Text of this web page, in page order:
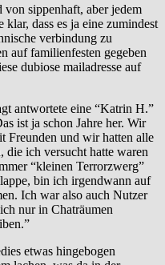
sippenhaft, aber jedem
dass es ja eine zumindest
verbindung zu
auf familienfesten gegeben
dubiose mailadresse auf
antwortete eine “Katrin H.”
ist ja schon Jahre her. Wir
Freunden und wir hatten alle
ich versucht hatte waren
“kleinen Terrorzwerg”
bin ich irgendwann auf
Ich war also auch Nutzer
nur in Chaträumen
etwas hingebogen